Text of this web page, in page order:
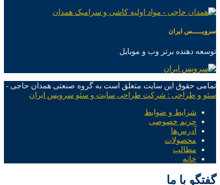
سرویـــــس ایران
توسعه دهنده برتر وب و موبایل
تمامی حقوق این سایت متعلق است به گروه صنعتی همدان حاجی -
سئو و طراحی : شرکت طراحی سایت و سئو سرویس ایران
شرایط و ضوابط
حریم خصوصی
آدرس‌ها
محصولات
مطالب
خانه
گفتگو با ما